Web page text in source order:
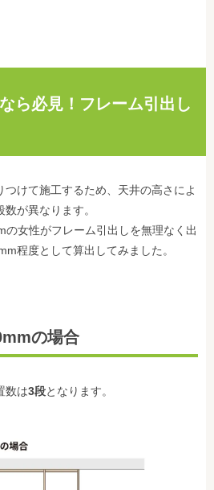
ら必見！フレーム引出し
けて施工するため、天井の高さによ
が異なります。
の女性がフレーム引出しを無理なく出
程度として算出してみました。
の場合
数は3段となります。